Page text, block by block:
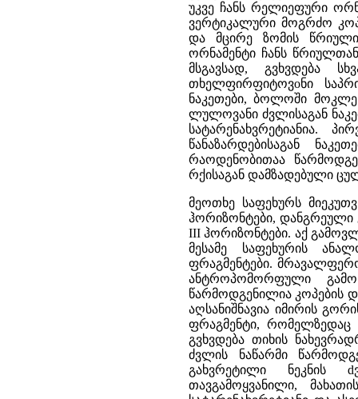
უკვე ჩანს რელიეფური
ვერტიკალური მოგრძო
და მცირე ზომის წრიული
ორნამენტი ჩანს
მსგავსად, გვხვდება
თხელფირფიტოვoნი
ნაკეთები, ბოლოში მოკლე
ლულოვანი ძვლისაგან
სატარენახვრეტიანია.
წანაზარდებისაგან
რაოდენობითაა
რქისაგან დამზადებული
მეოთხე საფეხურს
ჰორიზონტები,
III ჰორიზონტები. აქ
მესამე საფეხურის
ფრაგმენტები.
ანტროპომორფული
წარმოდგენილია კოპების
აღსანიშნავია იმირის
ფრაგმენტი,
გვხვდება თიხის
ძვლის ნაწარმი
გახვრეტილი ნეკნის
თავგამოყვანილი,